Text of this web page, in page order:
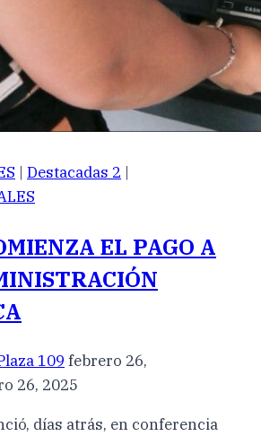
| Destacadas 2 |
EL PAGO A
109 febrero 26,
26, 2025
días atrás, en conferencia